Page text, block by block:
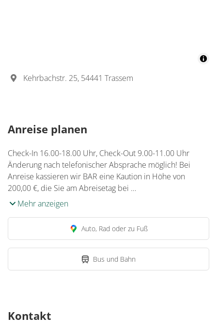
Kehrbachstr. 25, 54441 Trassem
Anreise planen
Check-In 16.00-18.00 Uhr, Check-Out 9.00-11.00 Uhr
Änderung nach telefonischer Absprache möglich! Bei
Anreise kassieren wir BAR eine Kaution in Höhe von
200,00 €, die Sie am Abreisetag bei …
Mehr anzeigen
Auto, Rad oder zu Fuß
Bus und Bahn
Kontakt